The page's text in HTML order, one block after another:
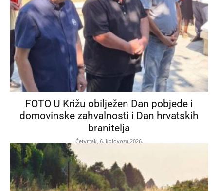
FOTO U Križu obilježen Dan pobjede i
domovinske zahvalnosti i Dan hrvatskih
branitelja
Četvrtak, 6. kolovoza 2026.